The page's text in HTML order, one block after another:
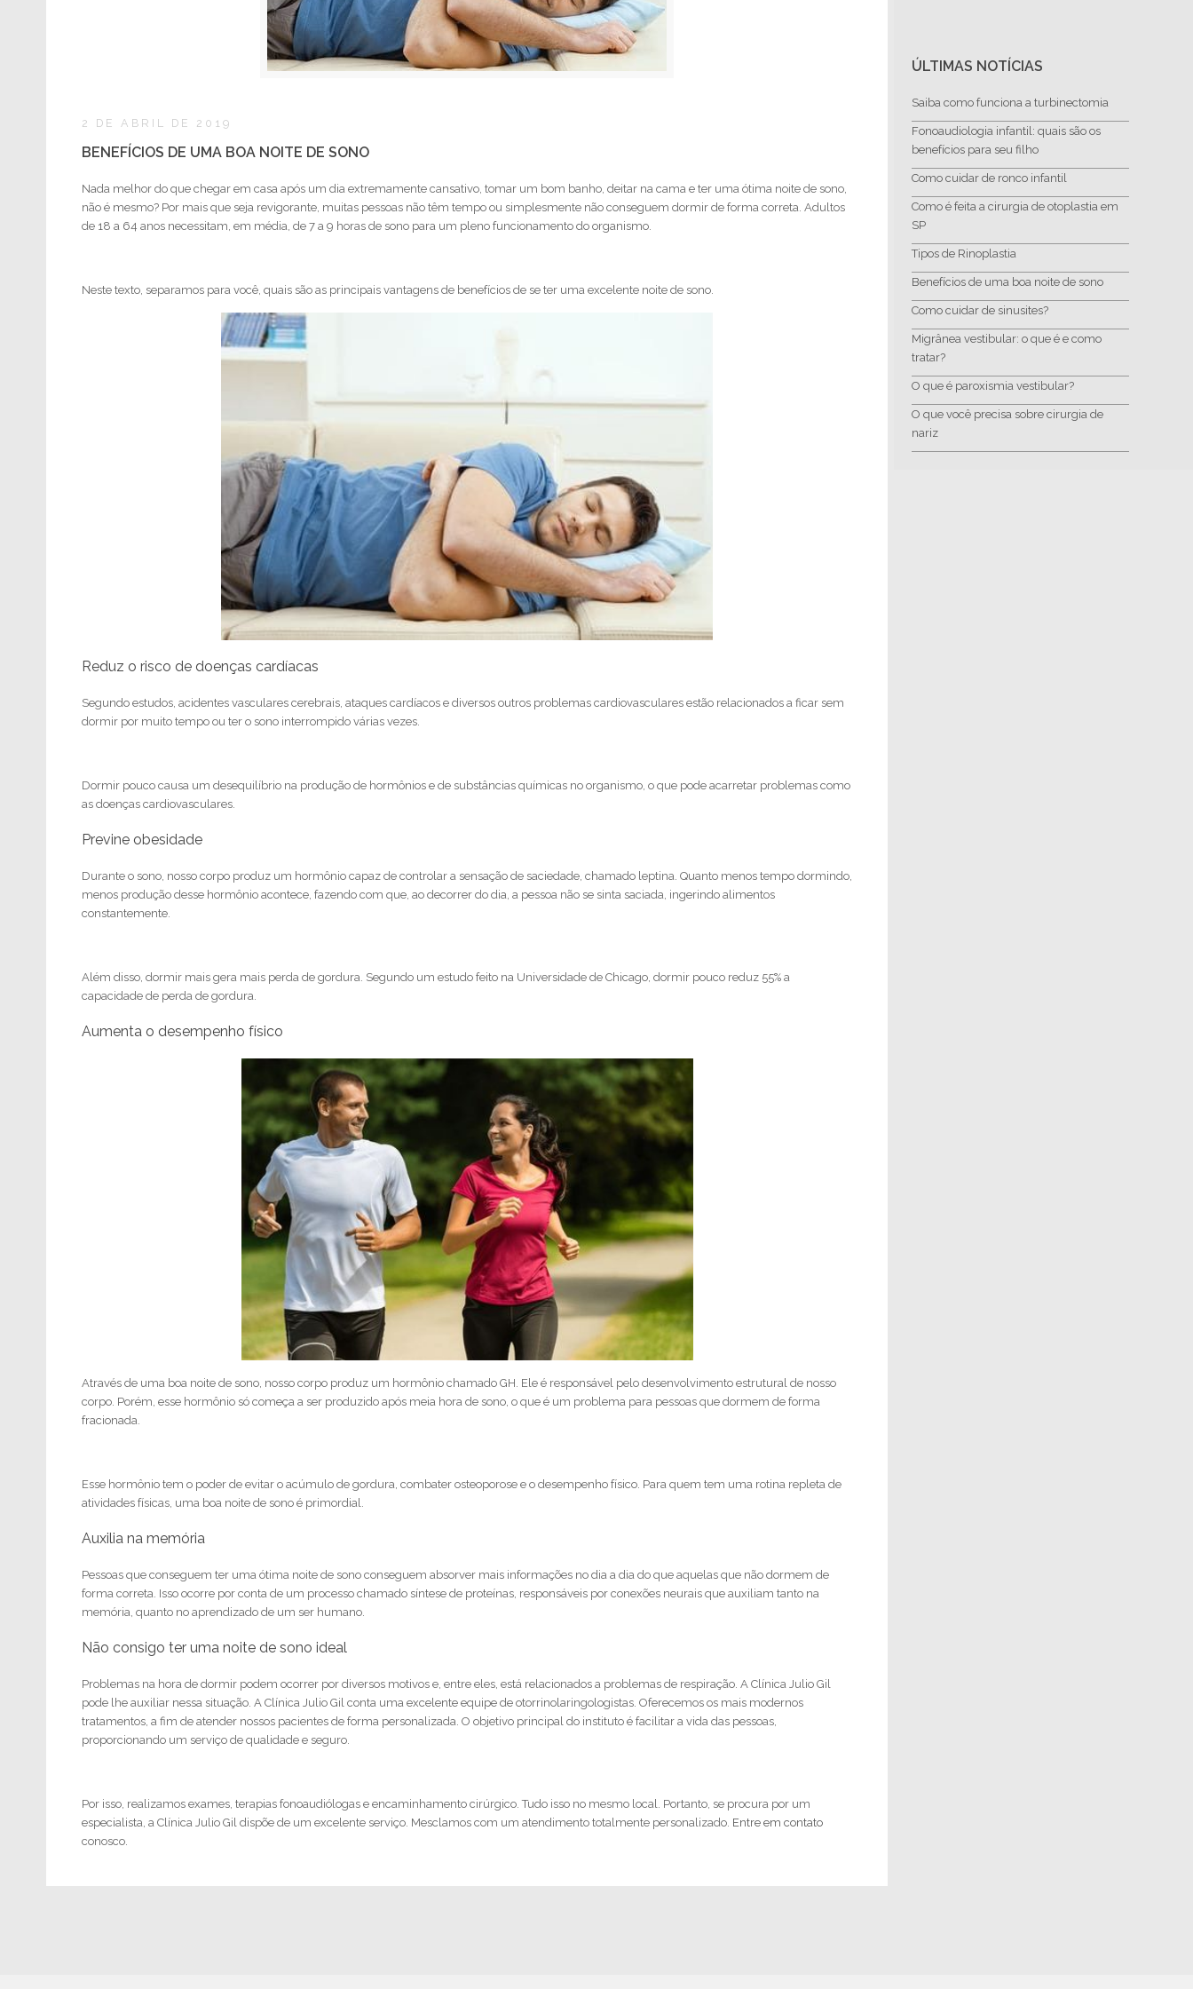
2 DE ABRIL DE 2019
BENEFÍCIOS DE UMA BOA NOITE DE SONO
Nada melhor do que chegar em casa após um dia extremamente cansativo, tomar um bom banho, deitar na cama e ter uma ótima noite de sono,
não é mesmo? Por mais que seja revigorante, muitas pessoas não têm tempo ou simplesmente não conseguem dormir de forma correta. Adultos
de 18 a 64 anos necessitam, em média, de 7 a 9 horas de sono para um pleno funcionamento do organismo.
Neste texto, separamos para você, quais são as principais vantagens de benefícios de se ter uma excelente noite de sono.
Reduz o risco de doenças cardíacas
Segundo estudos, acidentes vasculares cerebrais, ataques cardíacos e diversos outros problemas cardiovasculares estão relacionados a ficar sem
dormir por muito tempo ou ter o sono interrompido várias vezes.
Dormir pouco causa um desequilíbrio na produção de hormônios e de substâncias químicas no organismo, o que pode acarretar problemas como
as doenças cardiovasculares.
Previne obesidade
Durante o sono, nosso corpo produz um hormônio capaz de controlar a sensação de saciedade, chamado leptina. Quanto menos tempo dormindo,
menos produção desse hormônio acontece, fazendo com que, ao decorrer do dia, a pessoa não se sinta saciada, ingerindo alimentos
constantemente.
Além disso, dormir mais gera mais perda de gordura. Segundo um estudo feito na Universidade de Chicago, dormir pouco reduz 55% a
capacidade de perda de gordura.
Aumenta o desempenho físico
Através de uma boa noite de sono, nosso corpo produz um hormônio chamado GH. Ele é responsável pelo desenvolvimento estrutural de nosso
corpo. Porém, esse hormônio só começa a ser produzido após meia hora de sono, o que é um problema para pessoas que dormem de forma
fracionada.
Esse hormônio tem o poder de evitar o acúmulo de gordura, combater osteoporose e o desempenho físico. Para quem tem uma rotina repleta de
atividades físicas, uma boa noite de sono é primordial.
Auxilia na memória
Pessoas que conseguem ter uma ótima noite de sono conseguem absorver mais informações no dia a dia do que aquelas que não dormem de
forma correta. Isso ocorre por conta de um processo chamado síntese de proteínas, responsáveis por conexões neurais que auxiliam tanto na
memória, quanto no aprendizado de um ser humano.
Não consigo ter uma noite de sono ideal
Problemas na hora de dormir podem ocorrer por diversos motivos e, entre eles, está relacionados a problemas de respiração. A Clínica Julio Gil
pode lhe auxiliar nessa situação. A Clínica Julio Gil conta uma excelente equipe de otorrinolaringologistas. Oferecemos os mais modernos
tratamentos, a fim de atender nossos pacientes de forma personalizada. O objetivo principal do instituto é facilitar a vida das pessoas,
proporcionando um serviço de qualidade e seguro.
Por isso, realizamos exames, terapias fonoaudiólogas e encaminhamento cirúrgico. Tudo isso no mesmo local. Portanto, se procura por um
especialista, a Clínica Julio Gil dispõe de um excelente serviço. Mesclamos com um atendimento totalmente personalizado. Entre em contato
conosco.
ÚLTIMAS NOTÍCIAS
Saiba como funciona a turbinectomia
Fonoaudiologia infantil: quais são os
benefícios para seu filho
Como cuidar de ronco infantil
Como é feita a cirurgia de otoplastia em
SP
Tipos de Rinoplastia
Benefícios de uma boa noite de sono
Como cuidar de sinusites?
Migrânea vestibular: o que é e como
tratar?
O que é paroxismia vestibular?
O que você precisa sobre cirurgia de
nariz